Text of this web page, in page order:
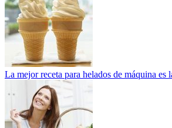
La mejor receta para helados de máquina es